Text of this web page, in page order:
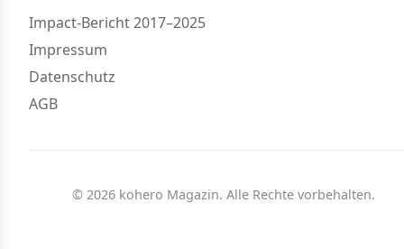
Impact-Bericht 2017–2025
Impressum
Datenschutz
AGB
© 2026 kohero Magazin. Alle Rechte vorbehalten.